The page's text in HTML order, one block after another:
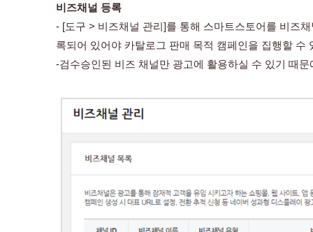
비즈채널 등록
- [도구 > 비즈채널 관리]를 통해 스마트스토어를 비즈
록되어 있어야 카탈로그 판매 목적 캠페인을 집행할 수
-검수승인된 비즈 채널만 광고에 활용하실 수 있기 때